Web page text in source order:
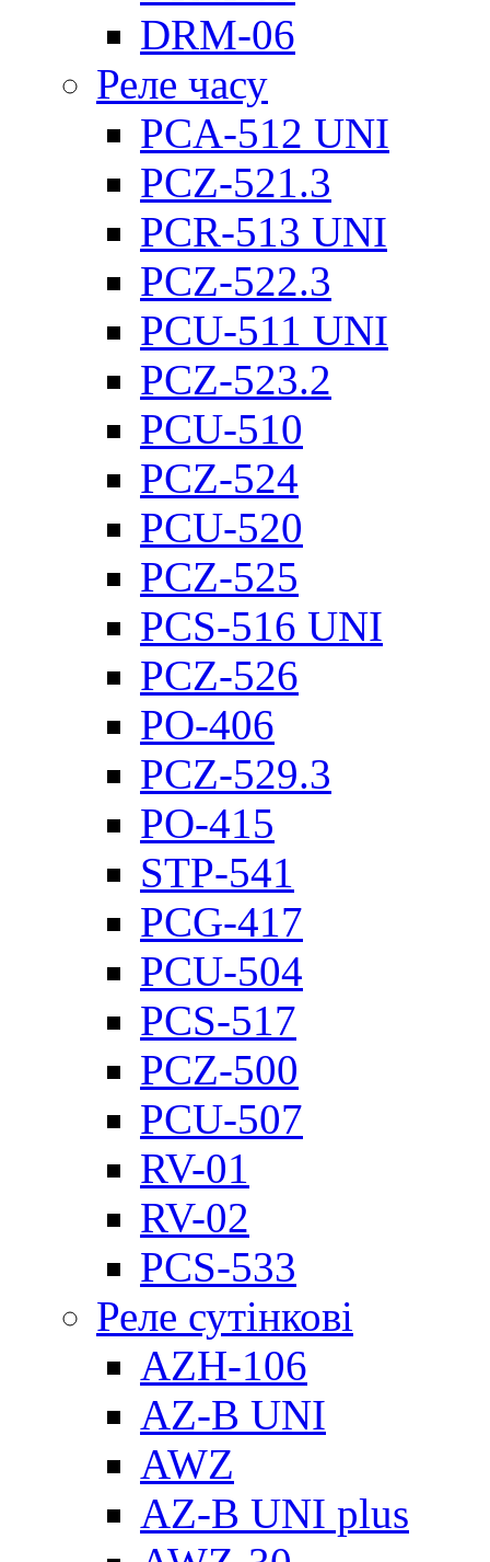
DRM-06
Реле часу
PCA-512 UNI
PCZ-521.3
PCR-513 UNI
PCZ-522.3
PCU-511 UNI
PCZ-523.2
PCU-510
PCZ-524
PCU-520
PCZ-525
PCS-516 UNI
PCZ-526
PO-406
PCZ-529.3
PO-415
STP-541
PCG-417
PCU-504
PCS-517
PCZ-500
PCU-507
RV-01
RV-02
PCS-533
Реле сутінкові
AZH-106
AZ-B UNI
AWZ
AZ-B UNI plus